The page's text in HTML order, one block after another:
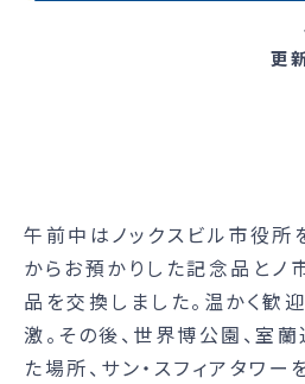
更
午前中はノックスビル市役所
からお預かりした記念品とノ
品を交換しました。温かく歓
激。その後、世界博公園、室
た場所、サン・スフィアタワー